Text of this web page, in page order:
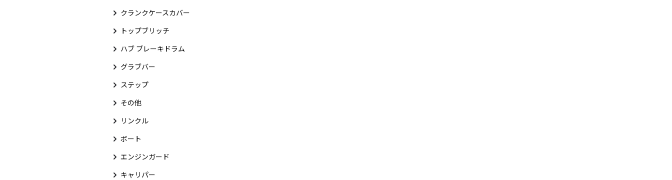
クランクケースカバー
トップブリッチ
ハブ ブレーキドラム
グラブバー
ステップ
その他
リンクル
ボート
エンジンガード
キャリパー